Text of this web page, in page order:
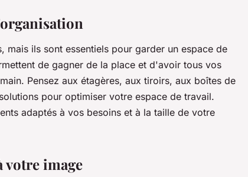
mais ils sont essentiels pour garder un espace de
de gagner de la place et d'avoir tous vos
Pensez aux étagères, aux tiroirs, aux boîtes de
pour optimiser votre espace de travail.
adaptés à vos besoins et à la taille de votre
votre image